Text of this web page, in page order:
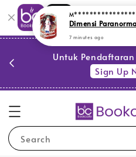
Shopping:
Your Trusted
Untuk
Sign Up
Search
7 minutes ago